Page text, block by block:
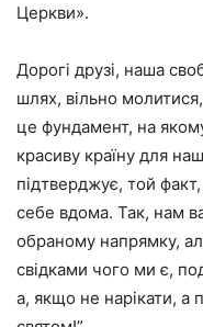
Церкви».
Дорогі друзі, наша
шлях, вільно
це фундамент, на
красиву країну для
підтверджує, той
себе вдома. Так, нам
обраному напрямку,
свідками чого ми є,
а, якщо не нарікати, а